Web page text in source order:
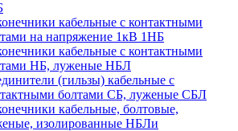
кабельные с контактными
на напряжение 1кВ 1НБ
кабельные с контактными
НБ, луженые НБЛ
(гильзы) кабельные с
болтами СБ, луженые СБЛ
кабельные, болтовые,
изолированные НБЛи